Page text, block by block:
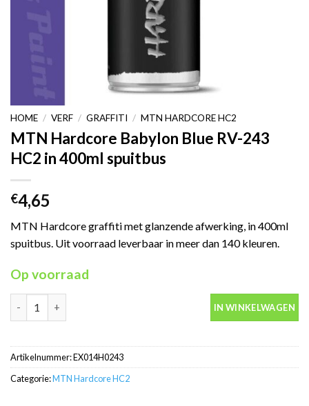
HOME / VERF / GRAFFITI / MTN HARDCORE HC2
MTN Hardcore Babylon Blue RV-243
HC2 in 400ml spuitbus
€4,65
MTN Hardcore graffiti met glanzende afwerking, in 400ml
spuitbus. Uit voorraad leverbaar in meer dan 140 kleuren.
Op voorraad
IN WINKELWAGEN
Artikelnummer:EX014H0243
Categorie:MTN Hardcore HC2